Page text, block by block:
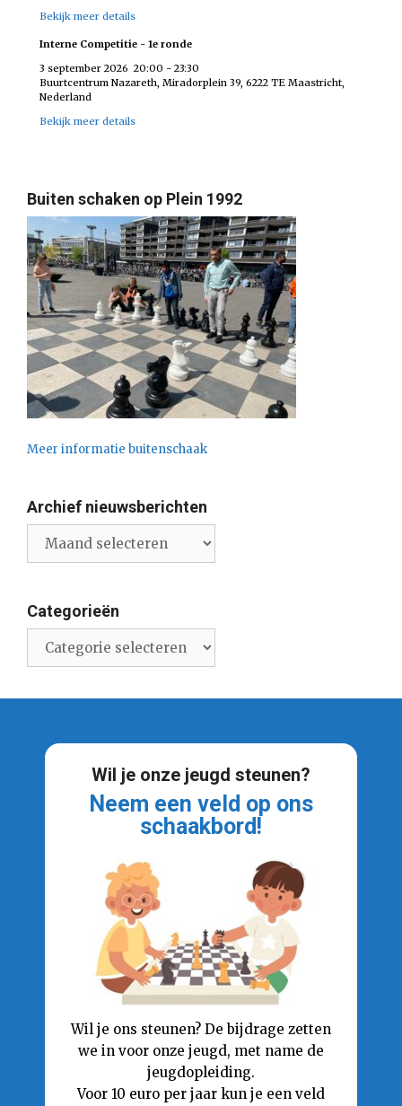
Bekijk meer details
Interne Competitie - 1e ronde
3 september 2026 20:00 - 23:30
Buurtcentrum Nazareth, Miradorplein 39, 6222 TE Maastricht,
Nederland
Bekijk meer details
Buiten schaken op Plein 1992
Meer informatie buitenschaak
Archief nieuwsberichten
nieuwsberichten
Categorieën
Wil je onze jeugd steunen?
Neem een veld op ons
schaakbord!
Wil je ons steunen? De bijdrage zetten
we in voor onze jeugd, met name de
jeugdopleiding.
Voor 10 euro per jaar kun je een veld